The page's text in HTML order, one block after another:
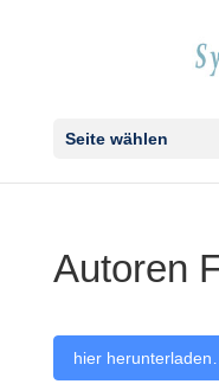
Seite wählen
Autoren
hier her­un­ter­la­den…